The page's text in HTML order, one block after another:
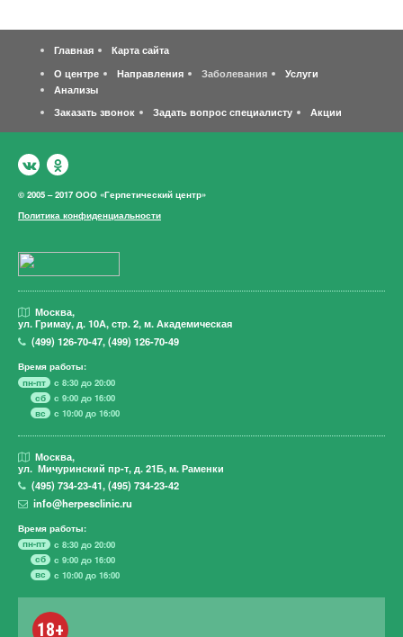
Главная
Карта сайта
О центре
Направления Заболевания
Услуги
Анализы
Заказать звонок
Задать вопрос специалисту Акции
© 2005 – 2017 ООО «Герпетический центр»
Политика конфиденциальности
Москва,
ул. Гримау,д. 10А, стр. 2, м. Академическая
(499)126-70-47,(499)126-70-49
Время работы:
пн-пт
с 8:30 до 20:00
сб
с 9:00 до 16:00
вс
с 10:00 до 16:00
Москва,
ул. Мичуринский пр-т, д. 21Б, м. Раменки
(495)734-23-41,(495)734-23-42
info@herpesclinic.ru
Время работы:
пн-пт
с 8:30 до 20:00
сб
с 9:00 до 16:00
вс
с 10:00 до 16:00
18+